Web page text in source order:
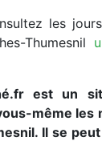
les
Thumesnil
est un
même les
Il se